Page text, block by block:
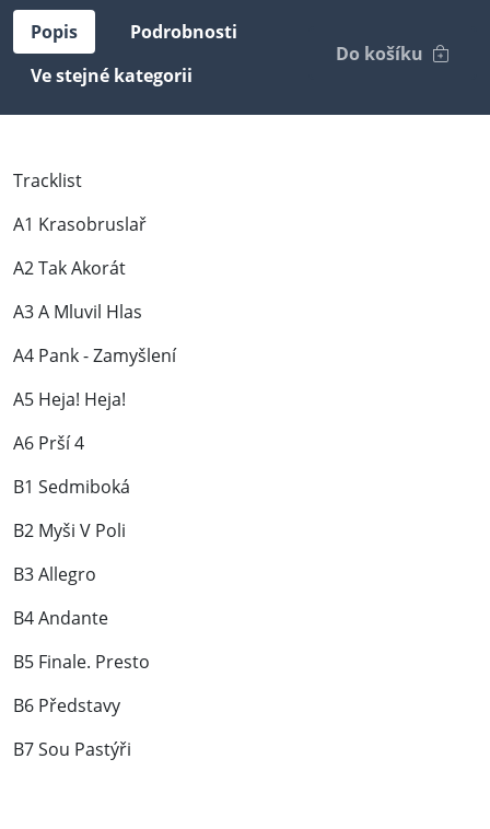
Popis
Podrobnosti
Ve stejné kategorii
Do košíku
Tracklist
A1 Krasobruslař
A2 Tak Akorát
A3 A Mluvil Hlas
A4 Pank - Zamyšlení
A5 Heja! Heja!
A6 Prší 4
B1 Sedmiboká
B2 Myši V Poli
B3 Allegro
B4 Andante
B5 Finale. Presto
B6 Představy
B7 Sou Pastýři